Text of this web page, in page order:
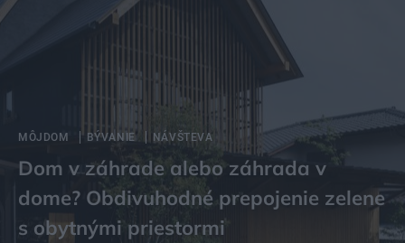
MÔJDOM BÝVANIE NÁVŠTEVA
Dom v záhrade alebo záhrada v
dome? Obdivuhodné prepojenie zelene
s obytnými priestormi